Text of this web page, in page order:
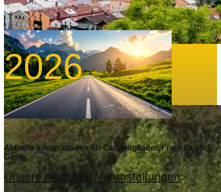
2026
Aktuelle Informationen für Clubmitglieder, Freunde und
Gäste.
Unsere nächsten Veranstaltungen: